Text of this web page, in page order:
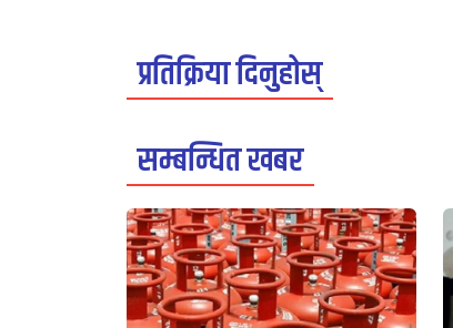
प्रतिक्रिया दिनुहोस्
सम्बन्धित खबर